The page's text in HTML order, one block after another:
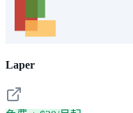
Laper